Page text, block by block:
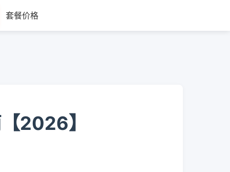
套餐价格
2026】